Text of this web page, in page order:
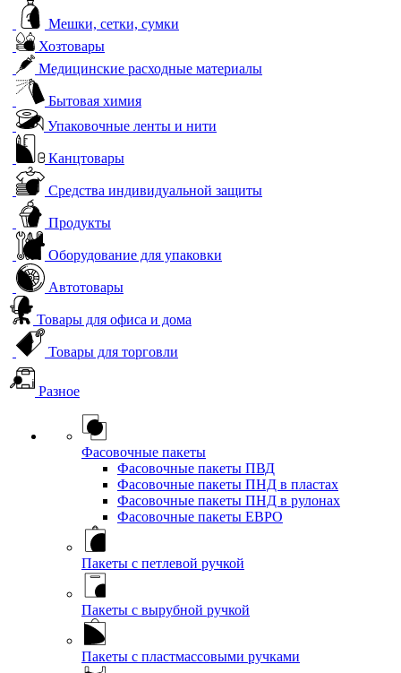
Мешки, сетки, сумки
Хозтовары
Медицинские расходные материалы
Бытовая химия
Упаковочные ленты и нити
Канцтовары
Средства индивидуальной защиты
Продукты
Оборудование для упаковки
Автотовары
Товары для офиса и дома
Товары для торговли
Разное
Фасовочные пакеты
Фасовочные пакеты ПВД
Фасовочные пакеты ПНД в пластах
Фасовочные пакеты ПНД в рулонах
Фасовочные пакеты ЕВРО
Пакеты с петлевой ручкой
Пакеты с вырубной ручкой
Пакеты с пластмассовыми ручками